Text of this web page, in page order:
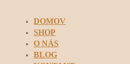
DOMOV
SHOP
O NÁS
BLOG